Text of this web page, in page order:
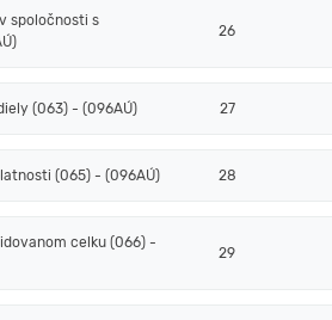
spoločnosti s
26
(063) - (096AÚ) 27
(065) - (096AÚ) 28
celku (066) -
29